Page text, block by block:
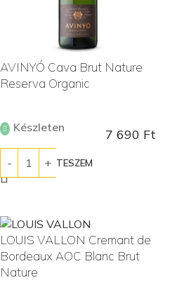
AVINYÓ Cava Brut Nature
Reserva Organic
Készleten 7 690 Ft
KOSÁRBA TESZEM
LOUIS VALLON Cremant de
Bordeaux AOC Blanc Brut
Nature